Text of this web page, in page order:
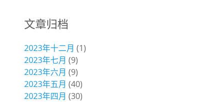
文章归档
2023年十二月 (1)
2023年七月 (9)
2023年六月 (9)
2023年五月 (40)
2023年四月 (30)